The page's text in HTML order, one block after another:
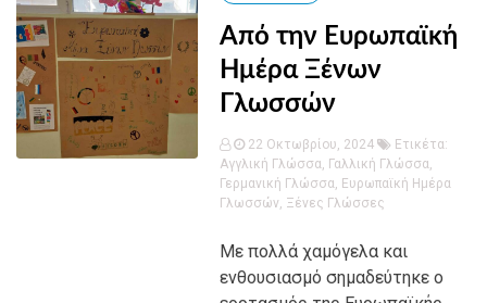
Από την Ευρωπαϊκή
Ημέρα Ξένων
Γλωσσών
22 Οκτωβρίου, 2024
Ετικέτα:
Αγγλική Γλώσσα, Γαλλική Γλώσσα,
Γερμανική Γλώσσα, Ευρωπαϊκή Ημέρα
Γλωσσών, Ξένες Γλώσσες
Με πολλά χαμόγελα και
ενθουσιασμό σημαδεύτηκε ο